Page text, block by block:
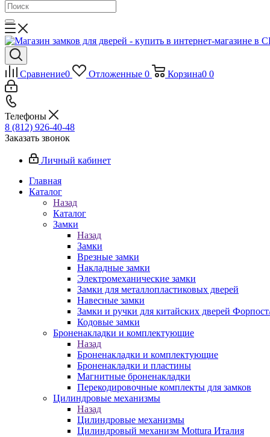
Сравнение0 Отложенные 0 Корзина0 0
Телефоны
8 (812) 926-40-48
Заказать звонок
Личный кабинет
Главная
Каталог
Назад
Каталог
Замки
Назад
Замки
Врезные замки
Накладные замки
Электромеханические замки
Замки для металлопластиковых дверей
Навесные замки
Замки и ручки для китайских дверей
Кодовые замки
Броненакладки и комплектующие
Назад
Броненакладки и комплектующие
Броненакладки и пластины
Магнитные броненакладки
Перекодировочные комплекты для замков
Цилиндровые механизмы
Назад
Цилиндровые механизмы
Цилиндровый механизм Mottura Италия